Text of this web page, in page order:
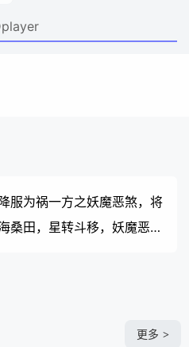
服为祸一方之妖魔恶煞，将
桑田，星转斗移，妖魔恶煞
缠身，善良的他救了一位神
来到一个安静的村庄疗更多 >